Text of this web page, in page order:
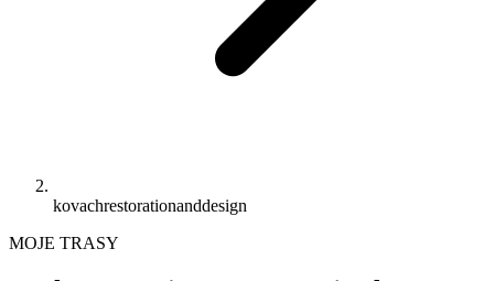
kovachrestorationanddesign
MOJE TRASY